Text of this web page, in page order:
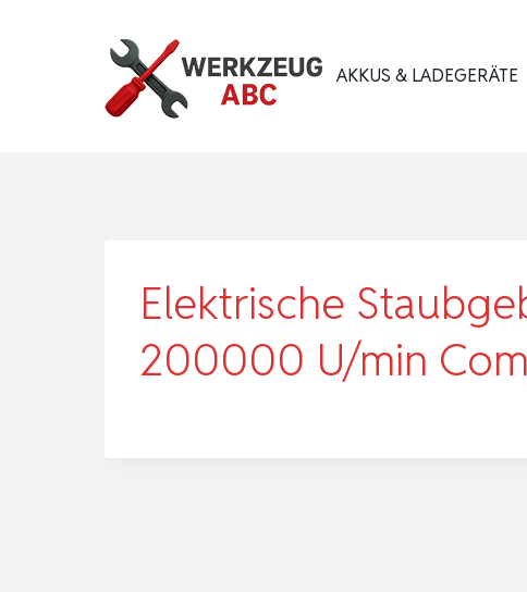
AKKUS & LADEGERÄTE
Elektrische
200000 U/min